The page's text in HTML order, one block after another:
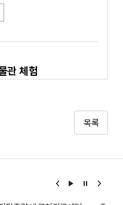
관 체험
창읍 고인돌공원길 10
목록